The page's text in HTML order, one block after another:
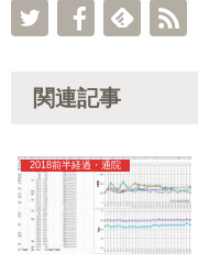
関連記事
2018前半経過・通院